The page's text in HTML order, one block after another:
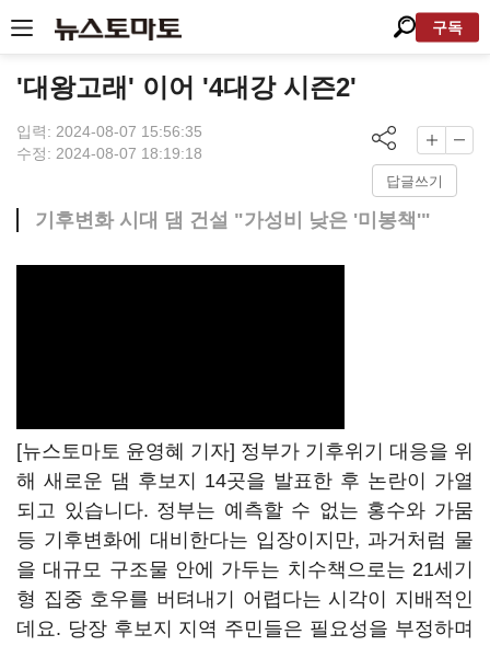
구독
'대왕고래' 이어 '4대강 시즌2'
입력: 2024-08-07 15:56:35
수정: 2024-08-07 18:19:18
답글쓰기
기후변화 시대 댐 건설 "가성비 낮은 '미봉책'"
[뉴스토마토 윤영혜 기자] 정부가 기후위기 대응을 위
해 새로운 댐 후보지 14곳을 발표한 후 논란이 가열
되고 있습니다. 정부는 예측할 수 없는 홍수와 가뭄
등 기후변화에 대비한다는 입장이지만, 과거처럼 물
을 대규모 구조물 안에 가두는 치수책으로는 21세기
형 집중 호우를 버텨내기 어렵다는 시각이 지배적인
데요. 당장 후보지 지역 주민들은 필요성을 부정하며